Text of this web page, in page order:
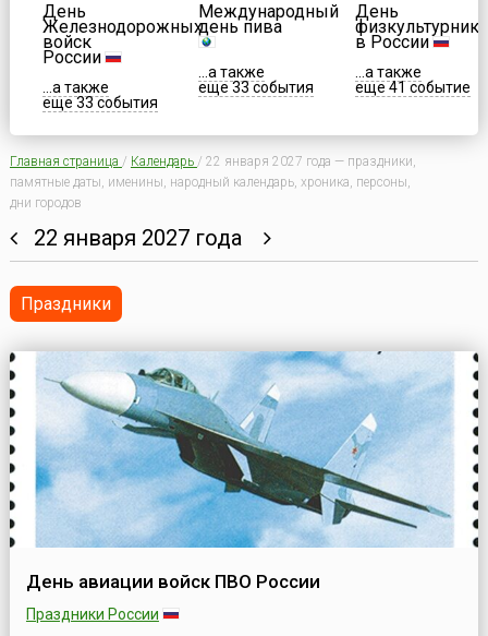
День
Железнодорожных
войск
России
...а также
еще 33 события
Международный
день пива
...а также
еще 33 события
День
физкультурника
в России
...а также
еще 41 событие
Главная страница / Календарь / 22 января 2027 года — праздники,
памятные даты, именины, народный календарь, хроника, персоны,
дни городов
22 января 2027 года
Праздники
День авиации войск ПВО России
Праздники России